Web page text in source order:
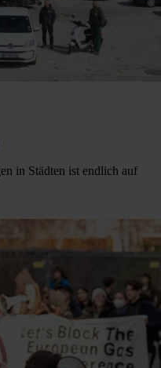
in Städten ist endlich auf